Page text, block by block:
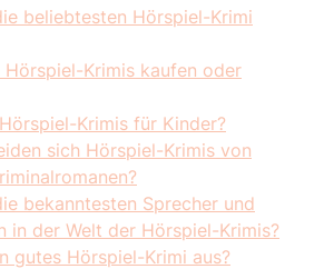
beliebtesten Hörspiel-Krimi
Hörspiel-Krimis kaufen oder
Krimis für Kinder?
sich Hörspiel-Krimis von
bekanntesten Sprecher und
in der Welt der Hörspiel-Krimis?
gutes Hörspiel-Krimi aus?